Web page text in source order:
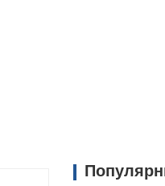
защиты груза от